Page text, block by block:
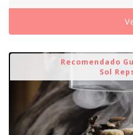
Recomendado
Sol